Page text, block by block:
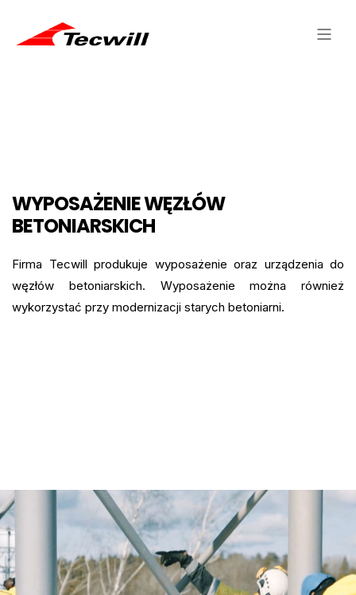
WYPOSAŻENIE WĘZŁÓW
BETONIARSKICH
Firma Tecwill produkuje wyposażenie oraz urządzenia do
węzłów betoniarskich. Wyposażenie można również
wykorzystać przy modernizacji starych betoniarni.